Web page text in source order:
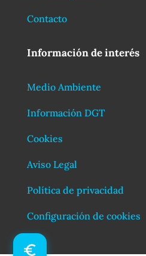
Contacto
Información de interés
Medio Ambiente
Información DGT
Cookies
Aviso Legal
Política de privacidad
Configuración de cookies